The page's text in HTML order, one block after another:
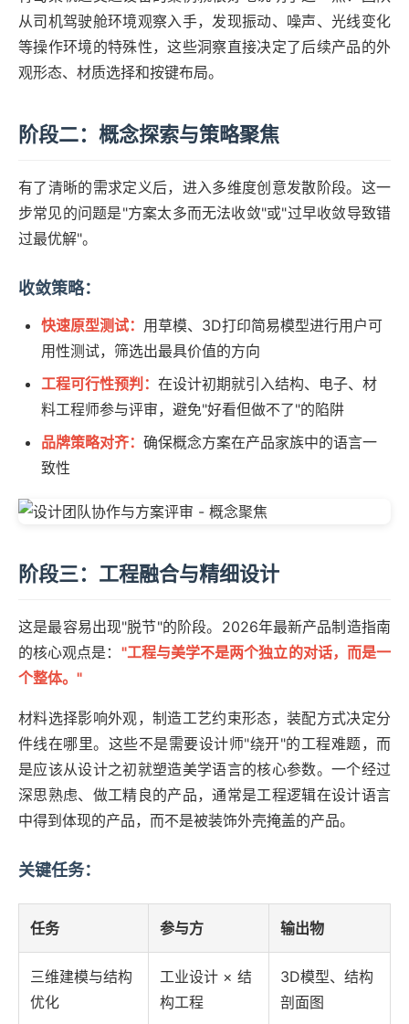
从司机驾驶舱环境观察入手，发现振动、噪声、光线变化
等操作环境的特殊性，这些洞察直接决定了后续产品的外
观形态、材质选择和按键布局。
阶段二：概念探索与策略聚焦
有了清晰的需求定义后，进入多维度创意发散阶段。这一
步常见的问题是"方案太多而无法收敛"或"过早收敛导致错
过最优解"。
收敛策略：
快速原型测试： 用草模、3D打印简易模型进行用户可
用性测试，筛选出最具价值的方向
工程可行性预判： 在设计初期就引入结构、电子、材
料工程师参与评审，避免"好看但做不了"的陷阱
品牌策略对齐： 确保概念方案在产品家族中的语言一
致性
阶段三：工程融合与精细设计
这是最容易出现"脱节"的阶段。2026年最新产品制造指南
的核心观点是： "工程与美学不是两个独立的对话，而是一
个整体。"
材料选择影响外观，制造工艺约束形态，装配方式决定分
件线在哪里。这些不是需要设计师"绕开"的工程难题，而
是应该从设计之初就塑造美学语言的核心参数。一个经过
深思熟虑、做工精良的产品，通常是工程逻辑在设计语言
中得到体现的产品，而不是被装饰外壳掩盖的产品。
关键任务：
任务 参与方 输出物
三维建模与结构
优化
工业设计 × 结
构工程
3D模型、结构
剖面图